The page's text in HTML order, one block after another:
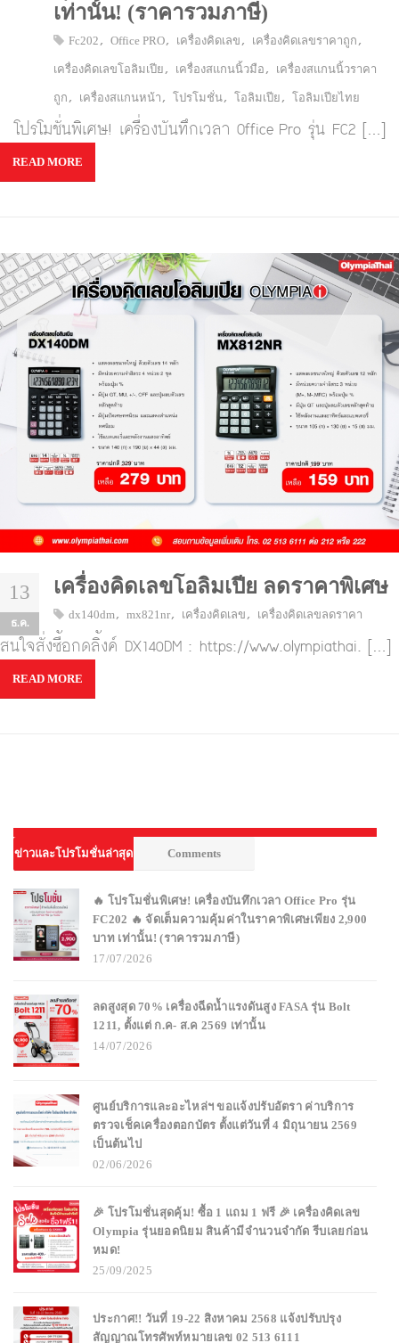
เท่านั้น! (ราคารวมภาษี)
Fc202, Office PRO, เครื่องคิดเลข, เครื่องคิดเลขราคาถูก,
เครื่องคิดเลขโอลิมเปีย, เครื่องสแกนนิ้วมือ, เครื่องสแกนนิ้วราคา
ถูก, เครื่องสแกนหน้า, โปรโมชั่น, โอลิมเปีย, โอลิมเปียไทย
โปรโมชั่นพิเศษ! เครื่องบันทึกเวลา Office Pro รุ่น FC2 […]
READ MORE
13
ธ.ค.
เครื่องคิดเลขโอลิมเปีย ลดราคาพิเศษ
dx140dm, mx821nr, เครื่องคิดเลข, เครื่องคิดเลขลดราคา
สนใจสั่งซื้อกดลิ้งค์ DX140DM : https://www.olympiathai. […]
READ MORE
ข่าวและโปรโมชั่นล่าสุด Comments
🔥 โปรโมชั่นพิเศษ! เครื่องบันทึกเวลา Office Pro รุ่น
FC202 🔥 จัดเต็มความคุ้มค่าในราคาพิเศษเพียง 2,900
บาท เท่านั้น! (ราคารวมภาษี)
17/07/2026
ลดสูงสุด 70% เครื่องฉีดน้ำแรงดันสูง FASA รุ่น Bolt
1211, ตั้งแต่ ก.ค- ส.ค 2569 เท่านั้น
14/07/2026
ศูนย์บริการและอะไหล่ฯ ขอแจ้งปรับอัตรา ค่าบริการ
ตรวจเช็คเครื่องตอกบัตร ตั้งแต่วันที่ 4 มิถุนายน 2569
เป็นต้นไป
02/06/2026
🎉 โปรโมชั่นสุดคุ้ม! ซื้อ 1 แถม 1 ฟรี 🎉 เครื่องคิดเลข
Olympia รุ่นยอดนิยม สินค้ามีจำนวนจำกัด รีบเลยก่อน
หมด!
25/09/2025
ประกาศ!! วันที่ 19-22 สิงหาคม 2568 แจ้งปรับปรุง
สัญญาณโทรศัพท์หมายเลข 02 513 6111